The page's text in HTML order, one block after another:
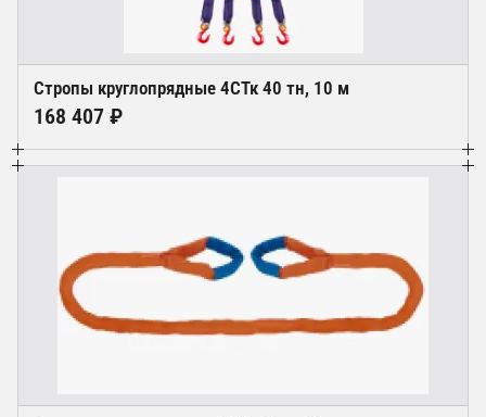
Стропы круглопрядные 4СТк 40 тн, 10 м
168 407 ₽